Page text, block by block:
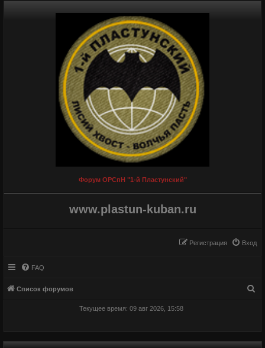
Форум ОРСпН "1-й Пластунский"
www.plastun-kuban.ru
Вход
Регистрация
FAQ
Список форумов
Текущее время: 09 авг 2026, 15:58